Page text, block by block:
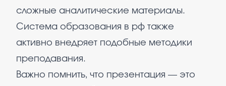
сложные аналитические материалы.
Система образования в рф также
активно внедряет подобные методики
преподавания.
Важно помнить, что презентация — это